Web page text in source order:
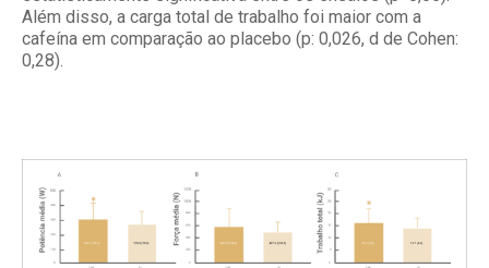
Além disso, a carga total de trabalho foi maior com a
cafeína em comparação ao placebo (p: 0,026, d de Cohen:
0,28).